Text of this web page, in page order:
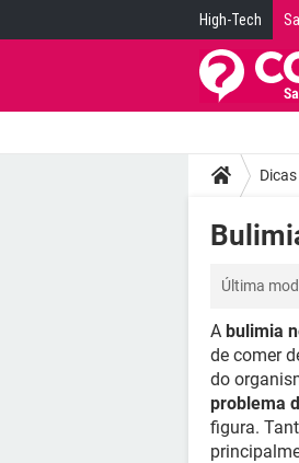
High-Tech
Dicas
Última
A bulimia
de comer
do
problema
figura.